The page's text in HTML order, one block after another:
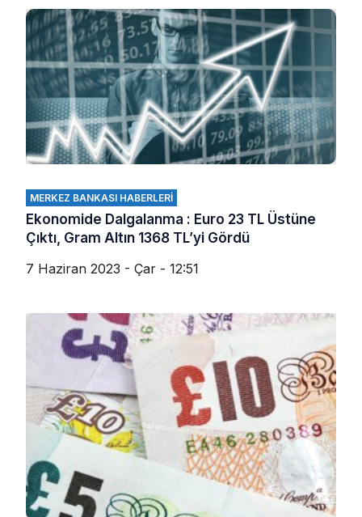
MERKEZ BANKASI HABERLERI
Ekonomide Dalgalanma : Euro 23 TL Üstüne
Çıktı, Gram Altın 1368 TL’yi Gördü
7 Haziran 2023 - Çar - 12:51